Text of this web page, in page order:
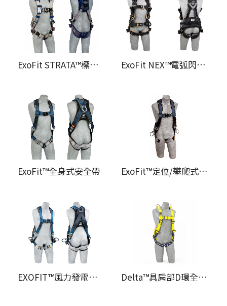
ExoFit STRATA™標準型全身式安全帶 ExoFit NEX™電弧閃光工程用定位/救援全身式安全帶
ExoFit™全身式安全帶 ExoFit™定位/攀爬式全身式安全帶
EXOFIT™風力發電用全身式安全帶 Delta™具肩部D環全身式安全帶